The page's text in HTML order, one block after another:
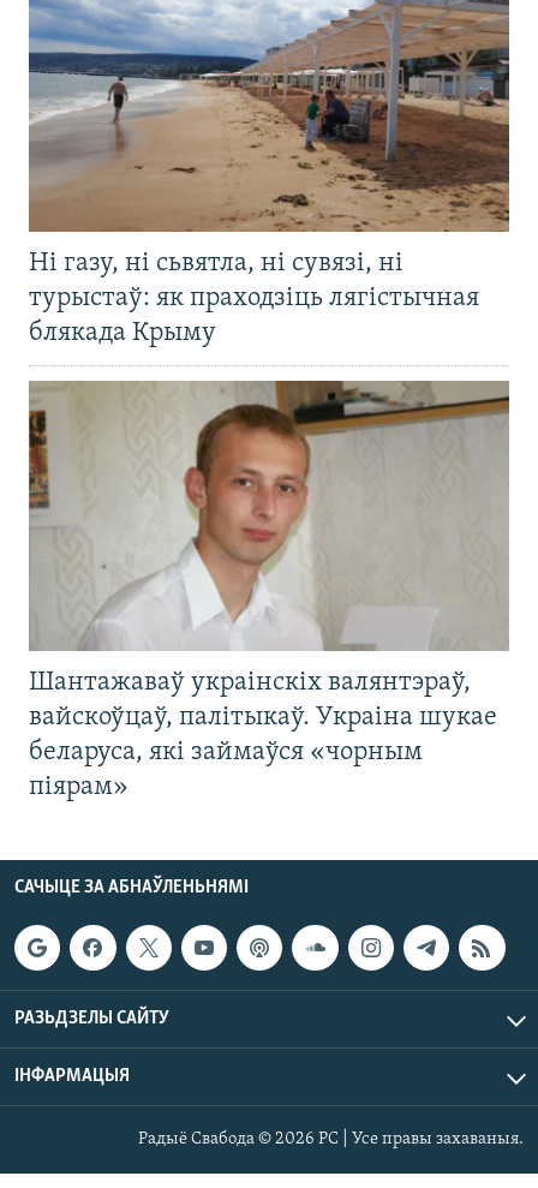
Ні газу, ні сьвятла, ні сувязі, ні
турыстаў: як праходзіць лягістычная
блякада Крыму
Шантажаваў украінскіх валянтэраў,
вайскоўцаў, палітыкаў. Украіна шукае
беларуса, які займаўся «чорным
піярам»
САЧЫЦЕ ЗА АБНАЎЛЕНЬНЯМІ
РАЗЬДЗЕЛЫ САЙТУ
ІНФАРМАЦЫЯ
Радыё Свабода © 2026 РС | Усе правы захаваныя.